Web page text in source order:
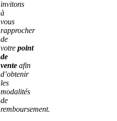
invitons
à
vous
rapprocher
de
votre point
de
vente afin
d’obtenir
les
modalités
de
remboursement.